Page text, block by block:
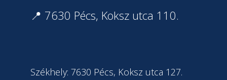
📍 7630 Pécs, Koksz utca 110.
Székhely: 7630 Pécs, Koksz utca 127.